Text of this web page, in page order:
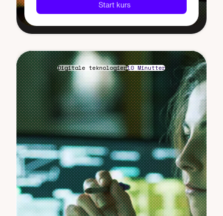
Start kurs
Digitale teknologier10 Minutter